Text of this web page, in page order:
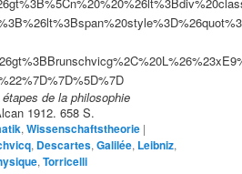
de la philosophie
1912. 658 S.
,Wissenschaftstheorie |
, Descartes,Galilée, Leibniz,
,Torricelli